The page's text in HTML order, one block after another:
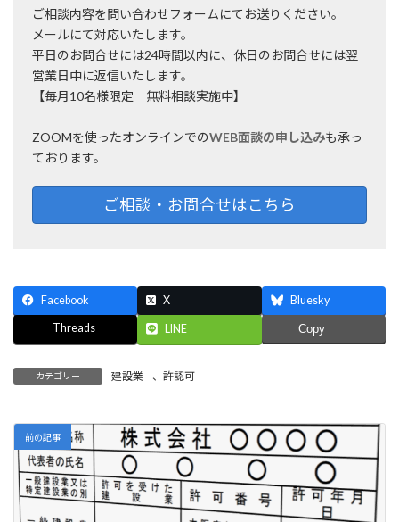
ご相談内容を問い合わせフォームにてお送りください。
メールにて対応いたします。
平日のお問合せには24時間以内に、休日のお問合せには翌
営業日中に返信いたします。
【毎月10名様限定 無料相談実施中】
ZOOMを使ったオンラインでのWEB面談の申し込みも承っ
ております。
ご相談・お問合せはこちら
Facebook X Bluesky
Threads LINE Copy
カテゴリー 建設業 、 許認可
前の記事